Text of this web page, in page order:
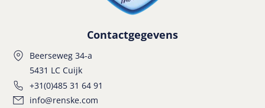
Contactgegevens
Beerseweg 34-a
5431 LC Cuijk
+31(0)485 31 64 91
info@renske.com